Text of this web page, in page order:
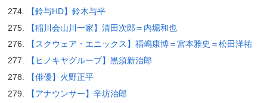
【鈴与HD】鈴木与平
【稲川会山川一家】清田次郎＝内堀和也
【スクウェア・エニックス】福嶋康博＝宮本雅史＝松田洋祐
【ヒノキヤグループ】黒須新治郎
【俳優】火野正平
【アナウンサー】辛坊治郎